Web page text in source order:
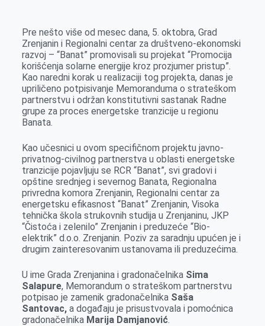
rn
A
p
p
i
Pre nešto više od mesec dana, 5. oktobra, Grad
Zrenjanin i Regionalni centar za društveno-ekonomski
razvoj – “Banat” promovisali su projekat “Promocija
korišćenja solarne energije kroz prozjumer pristup”.
Kao naredni korak u realizaciji tog projekta, danas je
upriličeno potpisivanje Memoranduma o strateškom
partnerstvu i održan konstitutivni sastanak Radne
grupe za proces energetske tranzicije u regionu
Banata.
Kao učesnici u ovom specifičnom projektu javno-
privatnog-civilnog partnerstva u oblasti energetske
tranzicije pojavljuju se RCR “Banat”, svi gradovi i
opštine srednjeg i severnog Banata, Regionalna
privredna komora Zrenjanin, Regionalni centar za
energetsku efikasnost “Banat” Zrenjanin, Visoka
tehnička škola strukovnih studija u Zrenjaninu, JKP
“Čistoća i zelenilo” Zrenjanin i preduzeće “Bio-
elektrik” d.o.o. Zrenjanin. Poziv za saradnju upućen je i
drugim zainteresovanim ustanovama ili preduzećima.
U ime Grada Zrenjanina i gradonačelnika Sima
Salapure, Memorandum o strateškom partnerstvu
potpisao je zamenik gradonačelnika Saša
Santovac,a događaju je prisustvovala i pomoćnica
gradonačelnika Marija Damjanović.